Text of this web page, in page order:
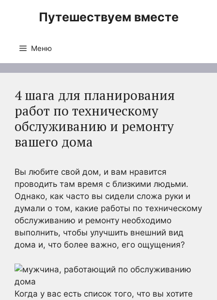
Путешествуем вместе
Меню
4 шага для планирования
работ по техническому
обслуживанию и ремонту
вашего дома
Вы любите свой дом, и вам нравится
проводить там время с близкими людьми.
Однако, как часто вы сидели сложа руки и
думали о том, какие работы по техническому
обслуживанию и ремонту необходимо
выполнить, чтобы улучшить внешний вид
дома и, что более важно, его ощущения?
Когда у вас есть список того, что вы хотите